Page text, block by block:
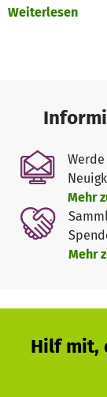
(Sprach-/
https://
Unsere
interkulturellen
Deine Spende
unabhängig
(Schwimm- &
Weiterlesen
Mehr
Mehr
Hilf mit,